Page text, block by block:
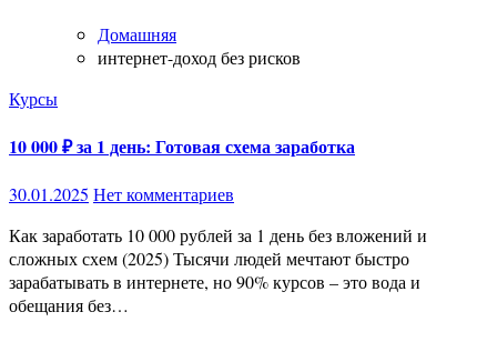
Домашняя
интернет-доход без рисков
Курсы
10 000 ₽ за 1 день: Готовая схема заработка
30.01.2025 Нет комментариев
Как заработать 10 000 рублей за 1 день без вложений и
сложных схем (2025) Тысячи людей мечтают быстро
зарабатывать в интернете, но 90% курсов – это вода и
обещания без…